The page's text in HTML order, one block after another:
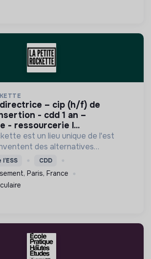
- cdd 1 an –
- ressourcerie l...
est un lieu unique de l'est
des alternatives
sociales, culturelles artistiques et
CDD
Paris, France